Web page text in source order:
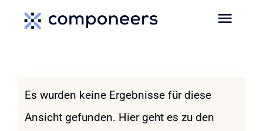
Inhalt
Veranstaltungen
Es wurden keine Ergebnisse für diese
Ansicht gefunden. Hier geht es zu den